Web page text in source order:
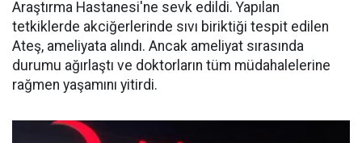
Araştırma Hastanesi'ne sevk edildi. Yapılan
tetkiklerde akciğerlerinde sıvı biriktiği tespit edilen
Ateş, ameliyata alındı. Ancak ameliyat sırasında
durumu ağırlaştı ve doktorların tüm müdahalelerine
rağmen yaşamını yitirdi.